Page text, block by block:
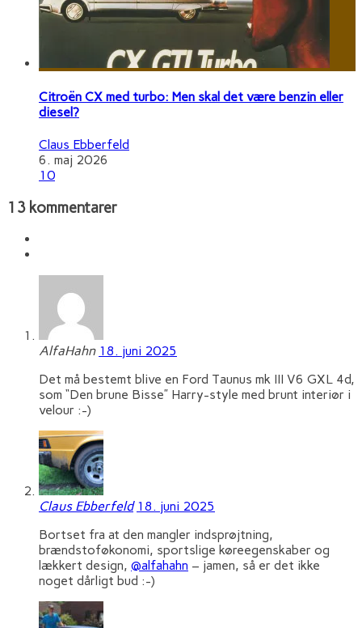
Citroën CX med turbo: Men skal det være benzin eller
diesel?
Claus Ebberfeld
6. maj 2026
10
13 kommentarer
AlfaHahn 18. juni 2025
Det må bestemt blive en Ford Taunus mk III V6 GXL 4d,
som “Den brune Bisse” Harry-style med brunt interiør i
velour :-)
Claus Ebberfeld 18. juni 2025
Bortset fra at den mangler indsprøjtning,
brændstoføkonomi, sportslige køreegenskaber og
lækkert design, @alfahahn – jamen, så er det ikke
noget dårligt bud :-)